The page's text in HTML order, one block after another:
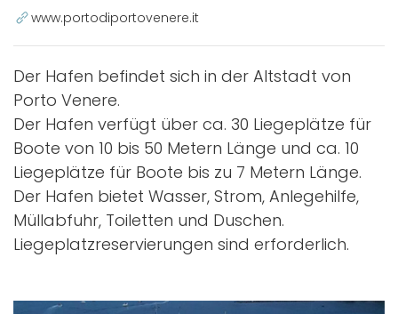
www.portodiportovenere.it
Der Hafen befindet sich in der Altstadt von
Porto Venere.
Der Hafen verfügt über ca. 30 Liegeplätze für
Boote von 10 bis 50 Metern Länge und ca. 10
Liegeplätze für Boote bis zu 7 Metern Länge.
Der Hafen bietet Wasser, Strom, Anlegehilfe,
Müllabfuhr, Toiletten und Duschen.
Liegeplatzreservierungen sind erforderlich.